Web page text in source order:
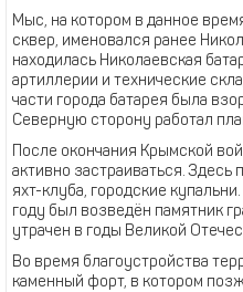
Мыс, на котором в данное
сквер, именовался ранее
находилась Николаевская
артиллерии и технические
части города батарея была
Северную сторону работал
После окончания Крымской
активно застраиваться. Здесь
яхт-клуба, городские
году был возведён памятник
утрачен в годы Великой
Во время благоустройства
каменный форт, в котором